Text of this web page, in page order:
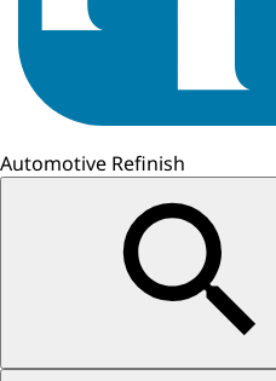
Automotive Refinish